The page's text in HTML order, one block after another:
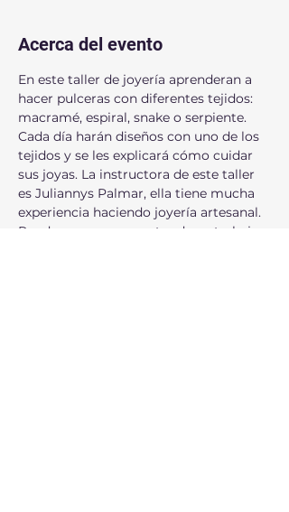
Acerca del evento
En este taller de joyería aprenderan a
hacer pulceras con diferentes tejidos:
macramé, espiral, snake o serpiente.
Cada día harán diseños con uno de los
tejidos y se les explicará cómo cuidar
sus joyas. La instructora de este taller
es Juliannys Palmar, ella tiene mucha
experiencia haciendo joyería artesanal.
Pueden ver una muestra de su trabajo